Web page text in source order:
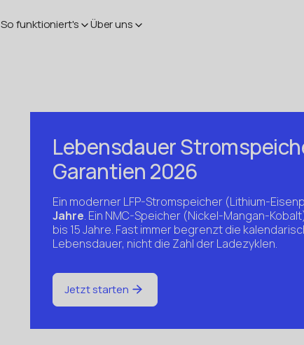
So funktioniert's Über uns
Lebensdauer
Garantien 2026
Ein moderner LFP-Stromspeicher (Lithium-
Jahre. Ein NMC-Speicher (Nickel-Mangan-
bis 15 Jahre. Fast immer begrenzt die
Lebensdauer, nicht die Zahl der Ladezyklen.
Jetzt starten